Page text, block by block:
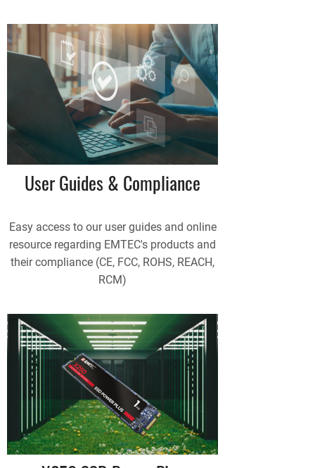
User Guides & Compliance
Easy access to our user guides and online
resource regarding EMTEC's products and
their compliance (CE, FCC, ROHS, REACH,
RCM)